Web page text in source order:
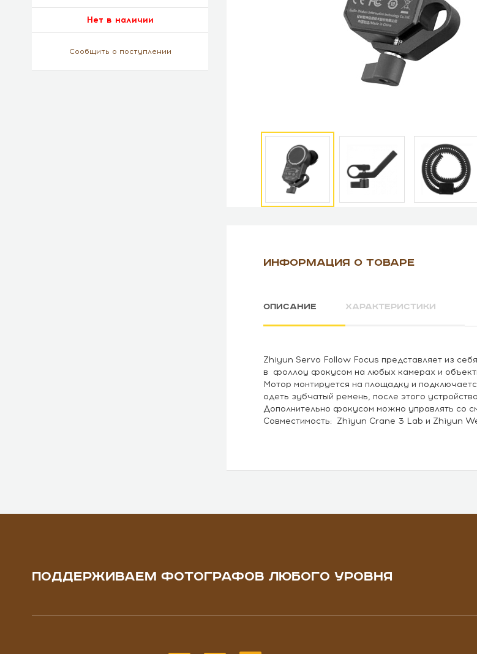
Нет в наличии
Сообщить о поступлении
ИНФОРМАЦИЯ О ТОВАРЕ
ОПИСАНИЕ ХАРАКТЕРИСТИКИ
Zhiyun Servo Follow Focus представляет из
в фоллоу фокусом на любых камерах и
Мотор монтируется на площадку и
одеть зубчатый ремень, после этого
Дополнительно фокусом можно управлять со
Совместимость: Zhiyun Crane 3 Lab и Zhiyun
ПОДДЕРЖИВАЕМ ФОТОГРАФОВ ЛЮБОГО УРОВНЯ